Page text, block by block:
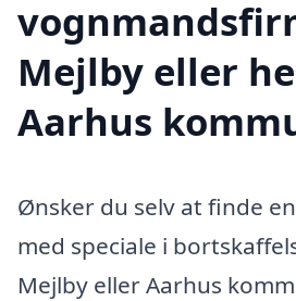
Mejlby eller
Aarhus
Ønsker du selv at finde
med speciale i
Mejlby eller Aarhus